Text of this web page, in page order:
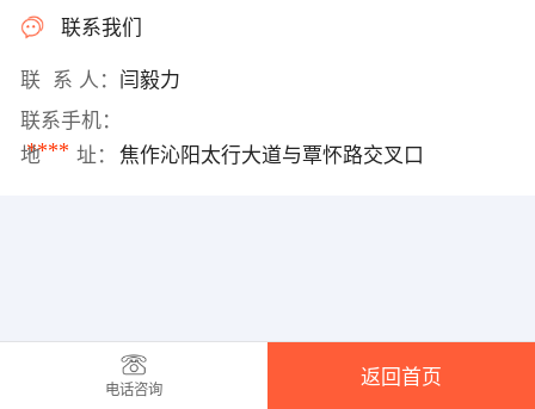
联系我们
联 系 人： 闫毅力
联系手机：
****
地 址： 焦作沁阳太行大道与覃怀路交叉口
电话咨询
返回首页